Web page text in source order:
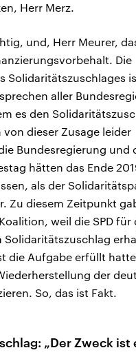
Herr Merz.
und, Herr Meurer,
Die
Solidaritätszuschlages
aller
es den
von dieser Zusage leider
Bundesregierung und
hätten das Ende
als der
Zu diesem Zeitpunkt
weil die SPD für
Solidaritätszuschlag
die Aufgabe erfüllt
der
So, das ist Fakt.
„Der Zweck ist